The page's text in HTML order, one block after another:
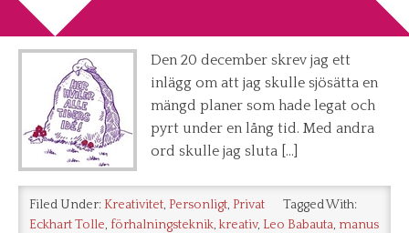
2013-05-05
Den 20 december skrev jag ett
inlägg om att jag skulle sjösätta en
mängd planer som hade legat och
pyrt under en lång tid. Med andra
ord skulle jag sluta […]
Filed Under: Kreativitet, Personligt, Privat
Tagged With:
Eckhart Tolle, förhalningsteknik, kreativ, Leo Babauta, manus